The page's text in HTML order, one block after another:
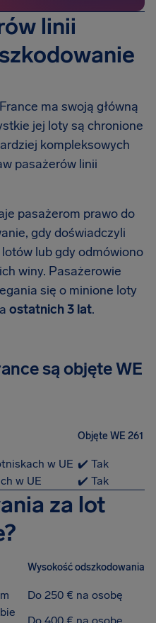
linii
ma swoją główną
jej loty są chronione
kompleksowych
pasażerów linii
pasażerom prawo do
gdy doświadczyli
lub gdy odmówiono
winy. Pasażerowie
się o minione loty
ostatnich 3 lat.
są objęte WE
Objęte WE 261
w UE ✔️ Tak
w UE
✔️ Tak
za lot
Wysokość odszkodowania
Do 250 € na osobę